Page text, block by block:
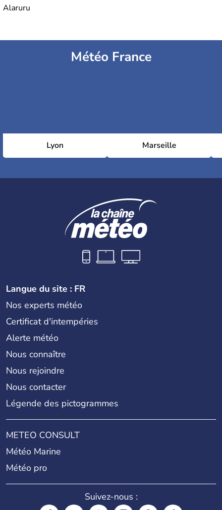
Alaruru
Météo France
Lyon Marseille
Langue du site : FR
Nos experts météo
Certificat d'intempéries
Alerte météo
Nous connaître
Nous rejoindre
Nous contacter
Légende des pictogrammes
METEO CONSULT
Météo Marine
Météo pro
Suivez-nous :